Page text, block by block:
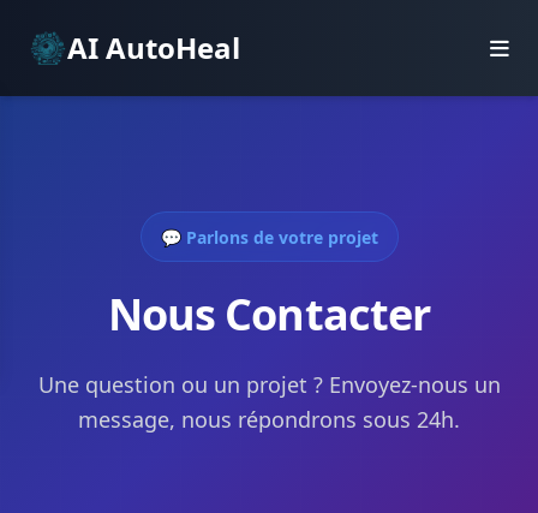
AI AutoHeal
💬 Parlons de votre projet
Nous Contacter
Une question ou un projet ? Envoyez-nous un
message, nous répondrons sous 24h.